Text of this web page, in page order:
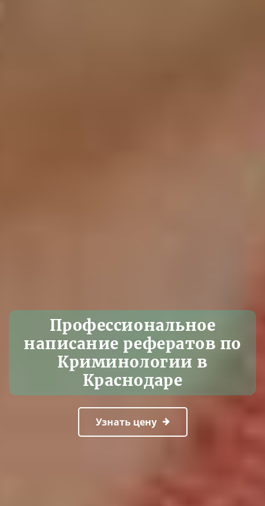
Профессиональное
написание рефератов по
Криминологии в
Краснодаре
Узнать цену